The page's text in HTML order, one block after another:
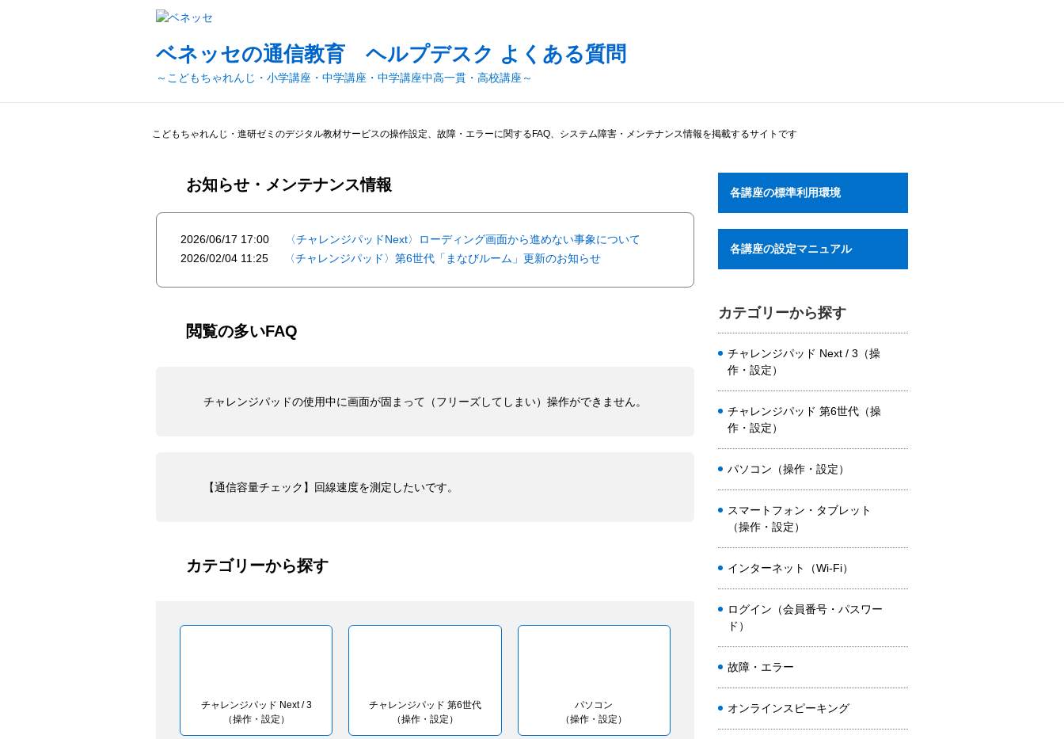
ベネッセの通信教育 ヘルプデスク よくある質問
～こどもちゃれんじ・小学講座・中学講座・中学講座中高一貫・高校講座～
こどもちゃれんじ・進研ゼミのデジタル教材サービスの操作設定、故障・エラーに関するFAQ、システム障害・メンテナンス情報を掲載するサイトです
各講座の標準利用環境
各講座の設定マニュアル
カテゴリーから探す
チャレンジパッド Next / 3（操
作・設定）
チャレンジパッド 第6世代（操
作・設定）
パソコン（操作・設定）
スマートフォン・タブレット
（操作・設定）
インターネット（Wi-Fi）
ログイン（会員番号・パスワー
ド）
故障・エラー
オンラインスピーキング
お知らせ・メンテナンス情報
2026/06/17 17:00
〈チャレンジパッドNext〉ローディング画面から進めない事象について
2026/02/04 11:25
〈チャレンジパッド〉第6世代「まなびルーム」更新のお知らせ
閲覧の多いFAQ
チャレンジパッドの使用中に画面が固まって（フリーズしてしまい）操作ができません。
【通信容量チェック】回線速度を測定したいです。
カテゴリーから探す
チャレンジパッド Next / 3
（操作・設定）
チャレンジパッド 第6世代
（操作・設定）
パソコン
（操作・設定）